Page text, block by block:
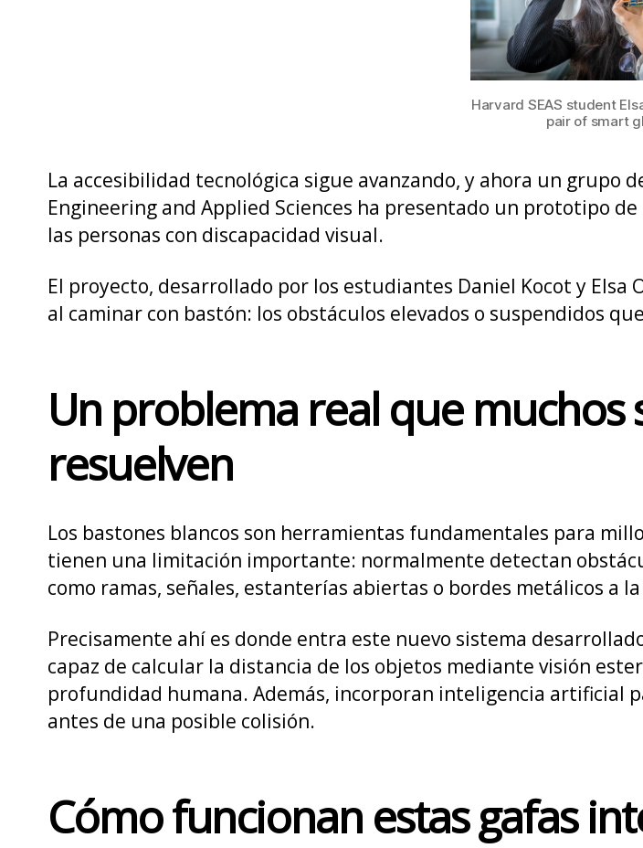
Harvard SEAS student
pair of smart
La accesibilidad tecnológica sigue avanzando, y ahora un grupo
Engineering and Applied Sciences ha presentado un prototipo
las personas con discapacidad visual.
El proyecto, desarrollado por los estudiantes Daniel Kocot y Elsa
al caminar con bastón: los obstáculos elevados o suspendidos
Un problema real que muchos
resuelven
Los bastones blancos son herramientas fundamentales para
tienen una limitación importante: normalmente detectan
como ramas, señales, estanterías abiertas o bordes metálicos a
Precisamente ahí es donde entra este nuevo sistema
capaz de calcular la distancia de los objetos mediante visión
profundidad humana. Además, incorporan inteligencia artificial
antes de una posible colisión.
Cómo funcionan estas gafas